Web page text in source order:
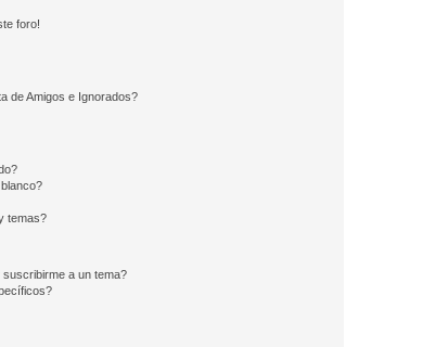
foro!
de Amigos e Ignorados?
temas?
a un tema?